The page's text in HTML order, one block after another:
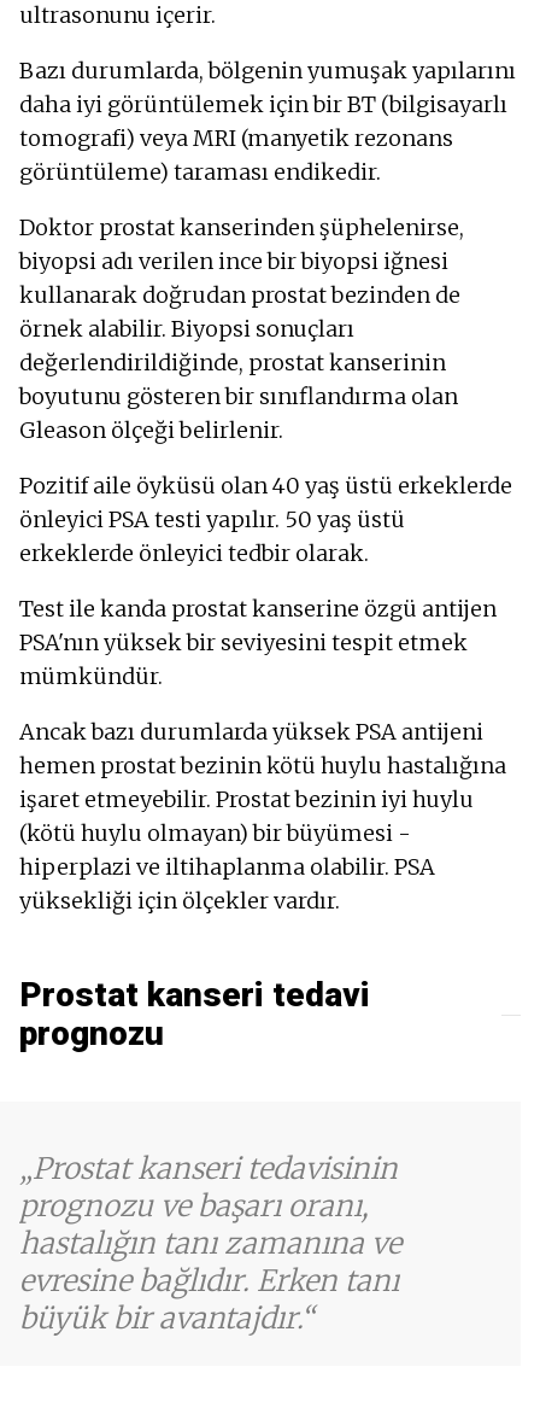
ultrasonunu içerir.
Bazı durumlarda, bölgenin yumuşak yapılarını
daha iyi görüntülemek için bir BT (bilgisayarlı
tomografi) veya MRI (manyetik rezonans
görüntüleme) taraması endikedir.
Doktor prostat kanserinden şüphelenirse,
biyopsi adı verilen ince bir biyopsi iğnesi
kullanarak doğrudan prostat bezinden de
örnek alabilir. Biyopsi sonuçları
değerlendirildiğinde, prostat kanserinin
boyutunu gösteren bir sınıflandırma olan
Gleason ölçeği belirlenir.
Pozitif aile öyküsü olan 40 yaş üstü erkeklerde
önleyici PSA testi yapılır. 50 yaş üstü
erkeklerde önleyici tedbir olarak.
Test ile kanda prostat kanserine özgü antijen
PSA'nın yüksek bir seviyesini tespit etmek
mümkündür.
Ancak bazı durumlarda yüksek PSA antijeni
hemen prostat bezinin kötü huylu hastalığına
işaret etmeyebilir. Prostat bezinin iyi huylu
(kötü huylu olmayan) bir büyümesi -
hiperplazi ve iltihaplanma olabilir. PSA
yüksekliği için ölçekler vardır.
Prostat kanseri tedavi
prognozu
Prostat kanseri tedavisinin
prognozu ve başarı oranı,
hastalığın tanı zamanına ve
evresine bağlıdır. Erken tanı
büyük bir avantajdır.